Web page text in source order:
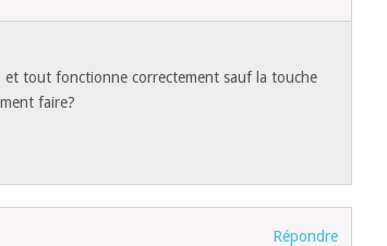
et tout fonctionne correctement sauf la touche
faire?
Répondre